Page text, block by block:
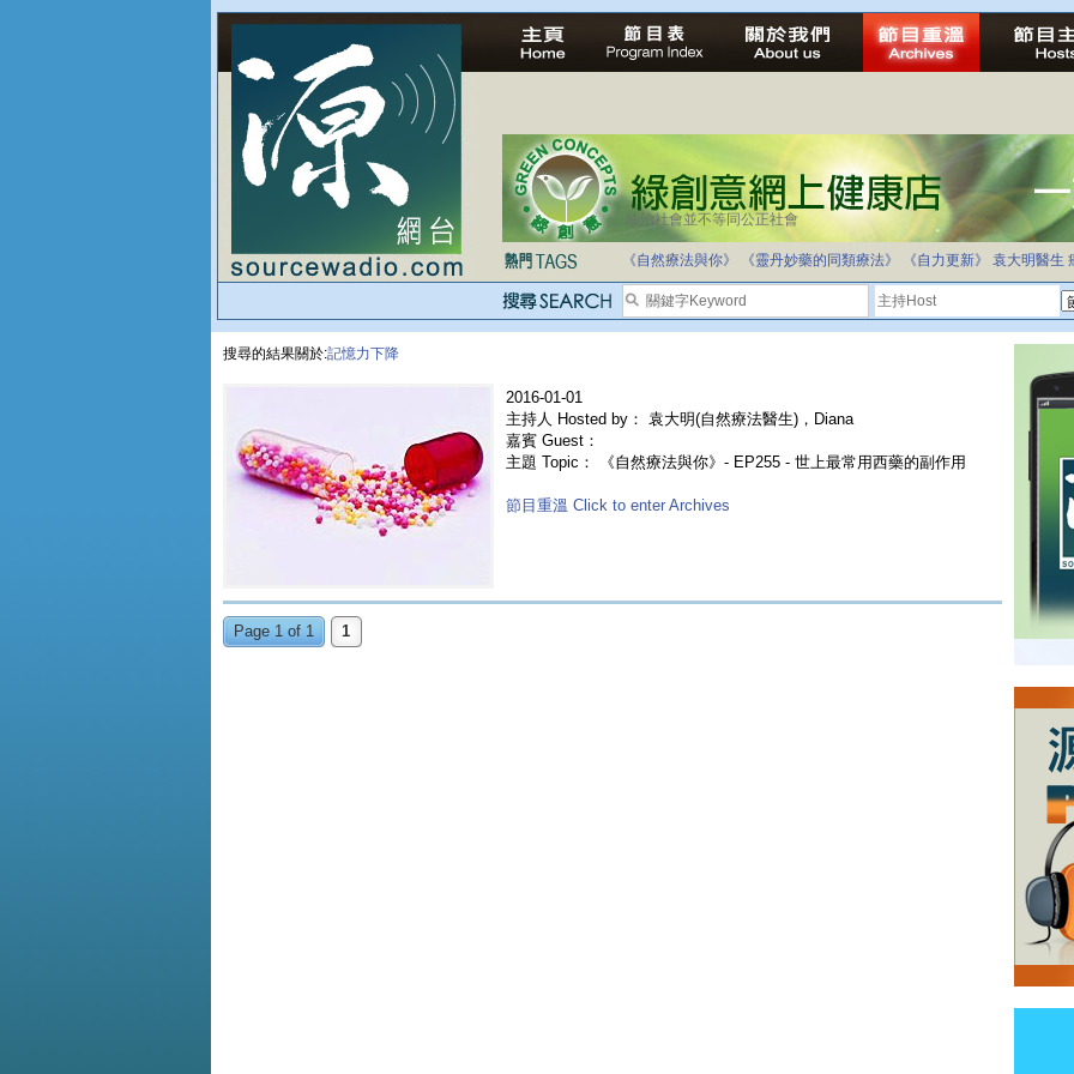
法治社會並不等同公正社會
《自然療法與你》 《靈丹妙藥的同類療法》 《自力更新》 袁大明醫生
搜尋的結果關於:記憶力下降
2016-01-01
主持人 Hosted by： 袁大明(自然療法醫生)，Diana
嘉賓 Guest：
主題 Topic： 《自然療法與你》- EP255 - 世上最常用西藥的副作用
節目重溫 Click to enter Archives
Page 1 of 1 1